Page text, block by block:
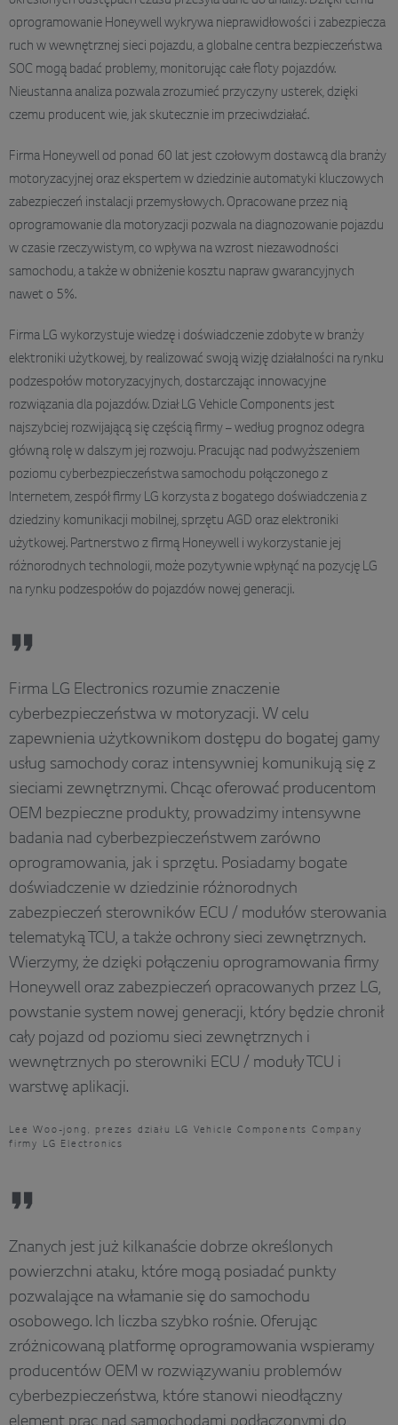
oprogramowanie Honeywell wykrywa nieprawidłowości i zabezpiecza
ruch w wewnętrznej sieci pojazdu, a globalne centra bezpieczeństwa
SOC mogą badać problemy, monitorując całe floty pojazdów.
Nieustanna analiza pozwala zrozumieć przyczyny usterek, dzięki
czemu producent wie, jak skutecznie im przeciwdziałać.
Firma Honeywell od ponad 60 lat jest czołowym dostawcą dla branży
motoryzacyjnej oraz ekspertem w dziedzinie automatyki kluczowych
zabezpieczeń instalacji przemysłowych. Opracowane przez nią
oprogramowanie dla motoryzacji pozwala na diagnozowanie pojazdu
w czasie rzeczywistym, co wpływa na wzrost niezawodności
samochodu, a także w obniżenie kosztu napraw gwarancyjnych
nawet o 5%.
Firma LG wykorzystuje wiedzę i doświadczenie zdobyte w branży
elektroniki użytkowej, by realizować swoją wizję działalności na rynku
podzespołów motoryzacyjnych, dostarczając innowacyjne
rozwiązania dla pojazdów. Dział LG Vehicle Components jest
najszybciej rozwijającą się częścią firmy – według prognoz odegra
główną rolę w dalszym jej rozwoju. Pracując nad podwyższeniem
poziomu cyberbezpieczeństwa samochodu połączonego z
Internetem, zespół firmy LG korzysta z bogatego doświadczenia z
dziedziny komunikacji mobilnej, sprzętu AGD oraz elektroniki
użytkowej. Partnerstwo z firmą Honeywell i wykorzystanie jej
różnorodnych technologii, może pozytywnie wpłynąć na pozycję LG
na rynku podzespołów do pojazdów nowej generacji.
Firma LG Electronics rozumie znaczenie
cyberbezpieczeństwa w motoryzacji. W celu
zapewnienia użytkownikom dostępu do bogatej gamy
usług samochody coraz intensywniej komunikują się z
sieciami zewnętrznymi. Chcąc oferować producentom
OEM bezpieczne produkty, prowadzimy intensywne
badania nad cyberbezpieczeństwem zarówno
oprogramowania, jak i sprzętu. Posiadamy bogate
doświadczenie w dziedzinie różnorodnych
zabezpieczeń sterowników ECU / modułów sterowania
telematyką TCU, a także ochrony sieci zewnętrznych.
Wierzymy, że dzięki połączeniu oprogramowania firmy
Honeywell oraz zabezpieczeń opracowanych przez LG,
powstanie system nowej generacji, który będzie chronił
cały pojazd od poziomu sieci zewnętrznych i
wewnętrznych po sterowniki ECU / moduły TCU i
warstwę aplikacji.
Lee Woo-jong, prezes działu LG Vehicle Components Company
firmy LG Electronics
Znanych jest już kilkanaście dobrze określonych
powierzchni ataku, które mogą posiadać punkty
pozwalające na włamanie się do samochodu
osobowego. Ich liczba szybko rośnie. Oferując
zróżnicowaną platformę oprogramowania wspieramy
producentów OEM w rozwiązywaniu problemów
cyberbezpieczeństwa, które stanowi nieodłączny